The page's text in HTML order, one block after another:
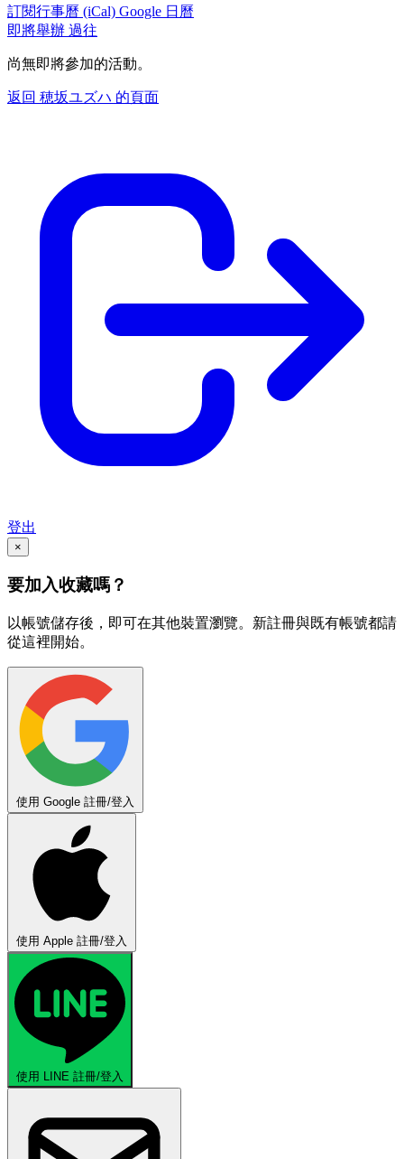
訂閱行事曆 (iCal) Google 日曆
即將舉辦 過往
尚無即將參加的活動。
返回 穂坂ユズハ 的頁面
登出
×
要加入收藏嗎？
以帳號儲存後，即可在其他裝置瀏覽。新註冊與既有帳號都請
從這裡開始。
使用 Google 註冊/登入
使用 Apple 註冊/登入
使用 LINE 註冊/登入